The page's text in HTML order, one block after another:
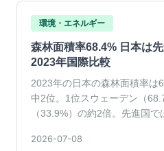
環境・エネルギー
森林面積率68.4% 日本は
2023年国際比較
2023年の日本の森林面積率は
中2位。1位スウェーデン（
（33.9%）の約2倍。先進国で
2026-07-08